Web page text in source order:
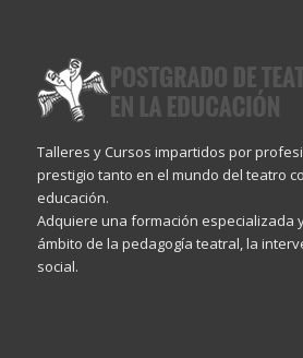
Talleres y Cursos impartidos por
prestigio tanto en el mundo del teatro
educación.
Adquiere una formación especializada
ámbito de la pedagogía teatral, la
social.